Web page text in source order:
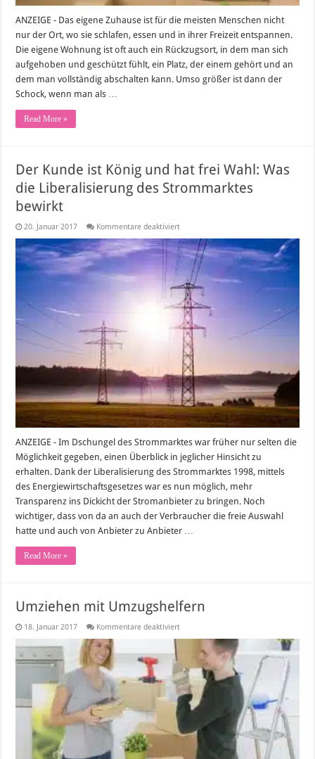
ANZEIGE - Das eigene Zuhause ist für die meisten Menschen nicht
nur der Ort, wo sie schlafen, essen und in ihrer Freizeit entspannen.
Die eigene Wohnung ist oft auch ein Rückzugsort, in dem man sich
aufgehoben und geschützt fühlt, ein Platz, der einem gehört und an
dem man vollständig abschalten kann. Umso größer ist dann der
Schock, wenn man als …
Read More »
Der Kunde ist König und hat frei Wahl: Was
die Liberalisierung des Strommarktes
bewirkt
20. Januar 2017 Kommentare deaktiviertfür
Kunde
ist
König
und
hat
frei
Wahl:
Was
die
Liberalisierung
des
Strommarktes
bewirkt
ANZEIGE - Im Dschungel des Strommarktes war früher nur selten die
Möglichkeit gegeben, einen Überblick in jeglicher Hinsicht zu
erhalten. Dank der Liberalisierung des Strommarktes 1998, mittels
des Energiewirtschaftsgesetzes war es nun möglich, mehr
Transparenz ins Dickicht der Stromanbieter zu bringen. Noch
wichtiger, dass von da an auch der Verbraucher die freie Auswahl
hatte und auch von Anbieter zu Anbieter …
Read More »
Umziehen mit Umzugshelfern
18. Januar 2017 Kommentare deaktiviertfür
Umzugshelfern